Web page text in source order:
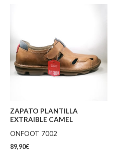
ZAPATO PLANTILLA
EXTRAIBLE CAMEL
ONFOOT 7002
89,90€